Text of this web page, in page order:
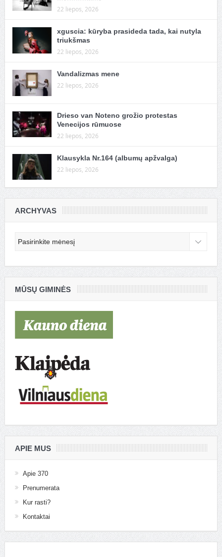
22 liepos, 2026
xguscia: kūryba prasideda tada, kai nutyla
triukšmas
22 liepos, 2026
Vandalizmas mene
22 liepos, 2026
Drieso van Noteno grožio protestas
Venecijos rūmuose
22 liepos, 2026
Klausykla Nr.164 (albumų apžvalga)
22 liepos, 2026
ARCHYVAS
Archyvas
MŪSŲ GIMINĖS
APIE MUS
Apie 370
Prenumerata
Kur rasti?
Kontaktai